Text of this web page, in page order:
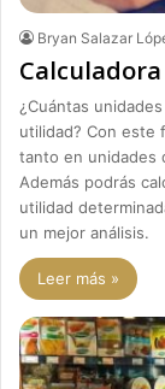
Bryan Salazar
¿Cuántas
utilidad? Con este
tanto en unidades
Además podrás
utilidad
un mejor análisis.
Leer más »